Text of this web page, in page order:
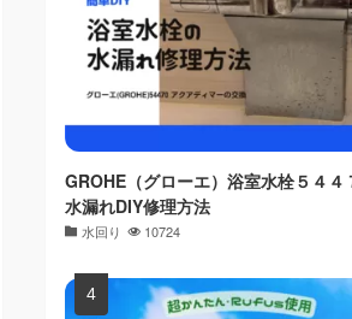
GROHE（グローエ）浴室水栓５４４
水漏れDIY修理方法
水回り 10724